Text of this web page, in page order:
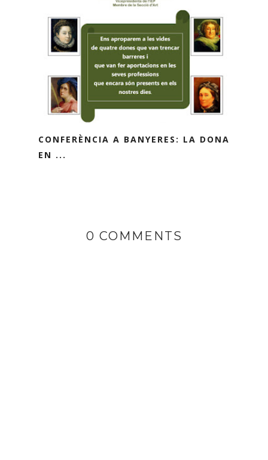
CONFERÈNCIA A BANYERES: LA DONA
EN ...
0 COMMENTS